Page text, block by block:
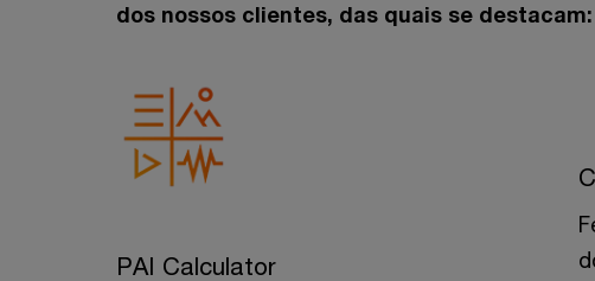
dos nossos clientes, das quais se destacam:
PAI Calculator